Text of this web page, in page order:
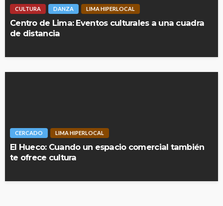
CULTURA DANZA LIMA HIPERLOCAL
Centro de Lima: Eventos culturales a una cuadra
de distancia
CERCADO LIMA HIPERLOCAL
El Hueco: Cuando un espacio comercial también
te ofrece cultura